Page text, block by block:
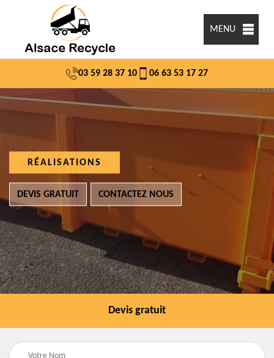
MENU
03 59 28 37 10 06 63 53 17 27
RÉALISATIONS
DEVIS GRATUIT CONTACTEZ NOUS
Devis gratuit